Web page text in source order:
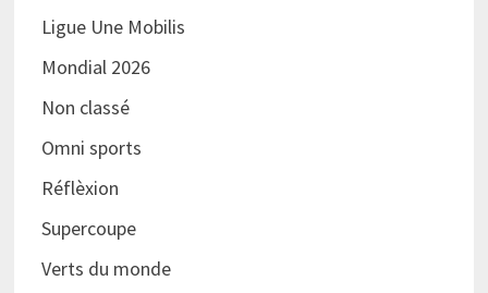
Ligue Une Mobilis
Mondial 2026
Non classé
Omni sports
Réflèxion
Supercoupe
Verts du monde